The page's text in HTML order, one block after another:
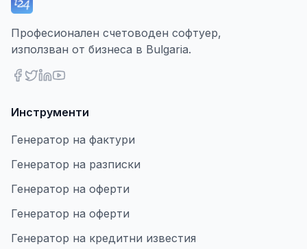
Професионален счетоводен софтуер,
използван от бизнеса в Bulgaria.
Инструменти
Генератор на фактури
Генератор на разписки
Генератор на оферти
Генератор на оферти
Генератор на кредитни известия